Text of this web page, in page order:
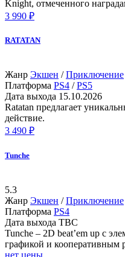
Knight, отмеченного
3 990 ₽
RATATAN
Жанр Экшен /Приключение
Платформа PS4 /PS5
Дата выхода 15.10.2026
Ratatan предлагает
действие.
3 490 ₽
Tunche
5.3
Жанр Экшен /Приключение
Платформа PS4
Дата выхода TBC
Tunche – 2D beat’em up с
графикой и кооперативным
нет цены